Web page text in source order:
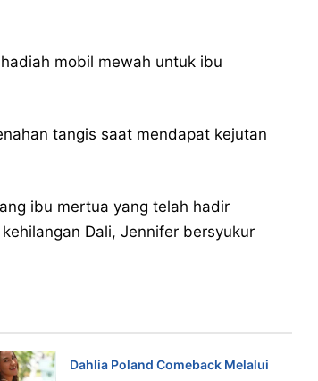
mobil mewah untuk ibu
tangis saat mendapat kejutan
ibu mertua yang telah hadir
Dali, Jennifer bersyukur
Dahlia Poland Comeback Melalui